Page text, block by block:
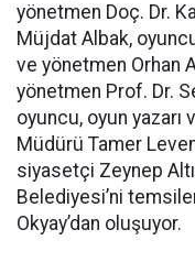
yönetmen Doç. Dr.
Müjdat Albak,
ve yönetmen Orhan
yönetmen Prof. Dr.
oyuncu, oyun yazarı
Müdürü Tamer
siyasetçi Zeynep
Belediyesi’ni
Okyay’dan oluşuyor.